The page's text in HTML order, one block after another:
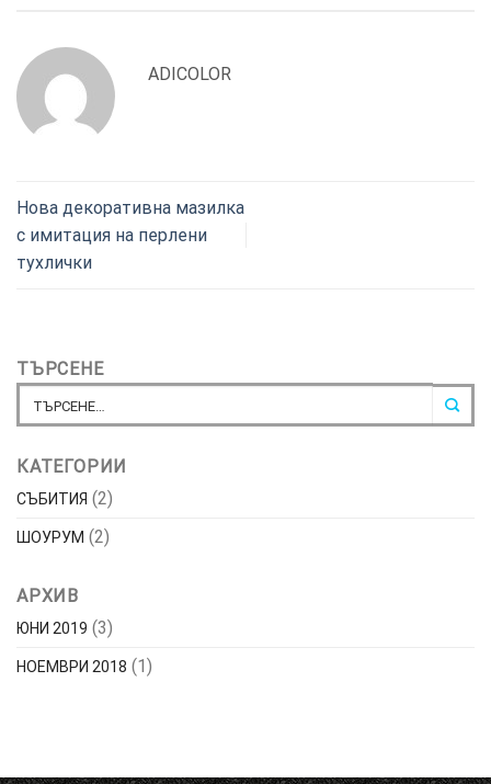
ADICOLOR
Нова декоративна мазилка
с имитация на перлени
тухлички
ТЪРСЕНЕ
КАТЕГОРИИ
СЪБИТИЯ (2)
ШОУРУМ (2)
АРХИВ
ЮНИ 2019 (3)
НОЕМВРИ 2018 (1)